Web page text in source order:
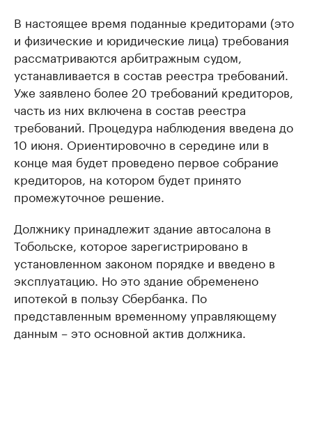
В настоящее время поданные кредиторами (это
и физические и юридические лица) требования
рассматриваются арбитражным судом,
устанавливается в состав реестра требований.
Уже заявлено более 20 требований кредиторов,
часть из них включена в состав реестра
требований. Процедура наблюдения введена до
10 июня. Ориентировочно в середине или в
конце мая будет проведено первое собрание
кредиторов, на котором будет принято
промежуточное решение.
Должнику принадлежит здание автосалона в
Тобольске, которое зарегистрировано в
установленном законом порядке и введено в
эксплуатацию. Но это здание обременено
ипотекой в пользу Сбербанка. По
представленным временному управляющему
данным – это основной актив должника.